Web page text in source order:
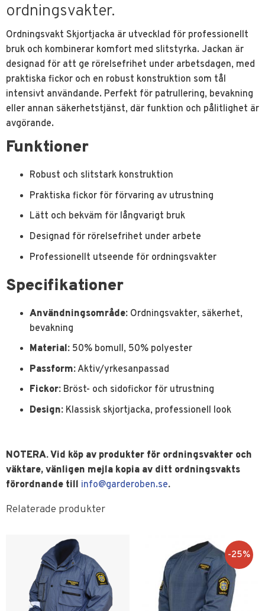
ordningsvakter.
Ordningsvakt Skjortjacka är utvecklad för professionellt
bruk och kombinerar komfort med slitstyrka. Jackan är
designad för att ge rörelsefrihet under arbetsdagen, med
praktiska fickor och en robust konstruktion som tål
intensivt användande. Perfekt för patrullering, bevakning
eller annan säkerhetstjänst, där funktion och pålitlighet är
avgörande.
Funktioner
Robust och slitstark konstruktion
Praktiska fickor för förvaring av utrustning
Lätt och bekväm för långvarigt bruk
Designad för rörelsefrihet under arbete
Professionellt utseende för ordningsvakter
Specifikationer
Användningsområde: Ordningsvakter, säkerhet,
bevakning
Material: 50% bomull, 50% polyester
Passform:Aktiv/yrkesanpassad
Fickor: Bröst- och sidofickor för utrustning
Design: Klassisk skjortjacka, professionell look
NOTERA. Vid köp av produkter för ordningsvakter och
väktare, vänligen mejla kopia av ditt ordningsvakts
förordnande till info@garderoben.se.
Relaterade produkter
25%